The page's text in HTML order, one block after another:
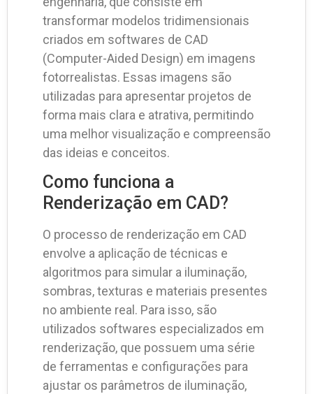
transformar modelos tridimensionais
criados em softwares de CAD
(Computer-Aided Design) em imagens
fotorrealistas. Essas imagens são
utilizadas para apresentar projetos de
forma mais clara e atrativa, permitindo
uma melhor visualização e compreensão
das ideias e conceitos.
Como funciona a
Renderização em CAD?
O processo de renderização em CAD
envolve a aplicação de técnicas e
algoritmos para simular a iluminação,
sombras, texturas e materiais presentes
no ambiente real. Para isso, são
utilizados softwares especializados em
renderização, que possuem uma série
de ferramentas e configurações para
ajustar os parâmetros de iluminação,